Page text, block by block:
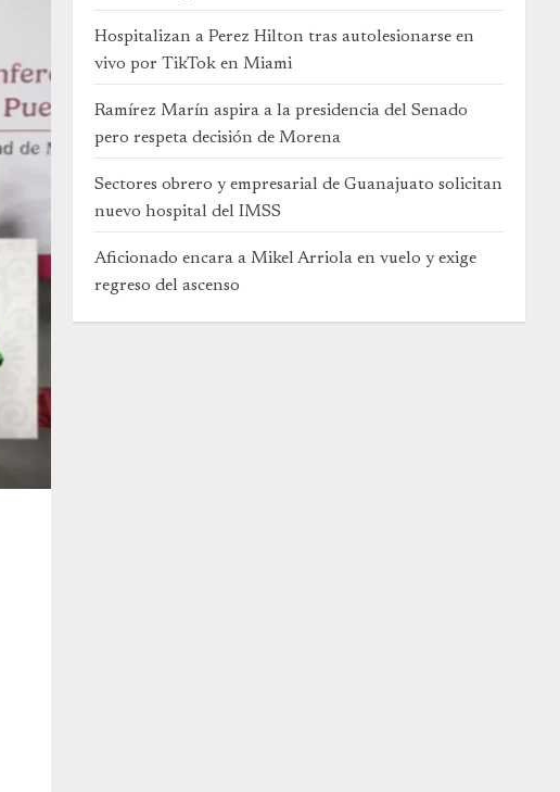
Hospitalizan a Perez Hilton tras autolesionarse en
vivo por TikTok en Miami
Ramírez Marín aspira a la presidencia del Senado
pero respeta decisión de Morena
Sectores obrero y empresarial de Guanajuato solicitan
nuevo hospital del IMSS
Aficionado encara a Mikel Arriola en vuelo y exige
regreso del ascenso